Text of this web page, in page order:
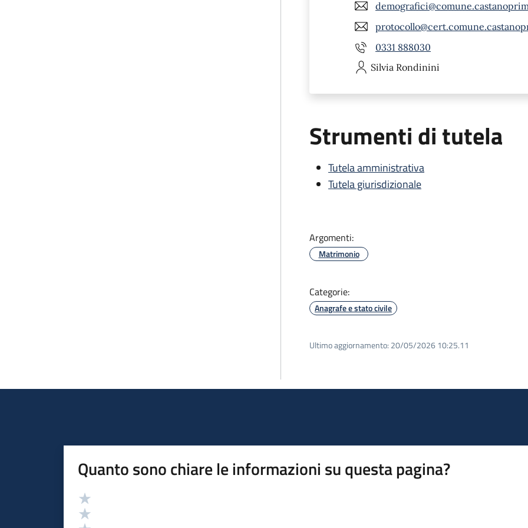
0331 888030
Silvia Rondinini
Strumenti di tutela
Tutela amministrativa
Tutela giurisdizionale
Argomenti:
Matrimonio
Categorie:
Anagrafe e stato civile
Ultimo aggiornamento: 20/05/2026 10:25.11
Quanto sono chiare le informazioni su questa pagina?
Valutazione